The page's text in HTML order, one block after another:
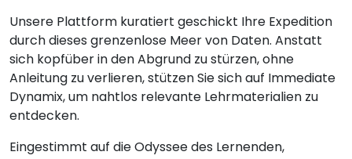
Unsere Plattform kuratiert geschickt Ihre Expedition
durch dieses grenzenlose Meer von Daten. Anstatt
sich kopfüber in den Abgrund zu stürzen, ohne
Anleitung zu verlieren, stützen Sie sich auf Immediate
Dynamix, um nahtlos relevante Lehrmaterialien zu
entdecken.
Eingestimmt auf die Odyssee des Lernenden,